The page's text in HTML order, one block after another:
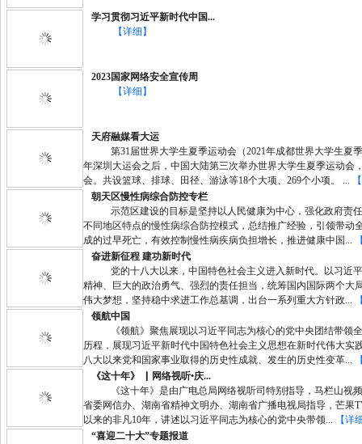
学习贯彻习近平新时代中国...
【详细】
2023国家网络安全宣传周
【详细】
天府融媒看大运
第31届世界大学生夏季运动会（2021年成都世界大学生夏季
年深圳大运会之后，中国大陆第三次举办世界大学生夏季运动会
会。共设篮球、排球、田径、游泳等18个大项、269个小项。 ...
朝天区慢性病综合防控专栏
示范区建设的目标是坚持以人民健康为中心，强化政府责
不同地区特点的慢性病综合防控模式，总结推广经验，引领带动
成的过早死亡，有效控制慢性病疾病负担增长，推进健康中国...
奋进新征程 建功新时代
党的十八大以来，中国特色社会主义进入新时代。以习近
精神、巨大的政治勇气、强烈的责任担当，统筹国内国际两个大
伟大梦想，坚持稳中求进工作总基调，出台一系列重大方针政...
领航中国
《领航》聚焦展现以习近平同志为核心的党中央团结带领
历程，展现习近平新时代中国特色社会主义思想在新时代伟大实
八大以来党和国家事业取得的历史性成就、发生的历史性变革...
《这十年》 ▏网络视听•庆...
《这十年》是由广电总局网络视听司特别指导，马栏山视
省委网信办、湖南省精神文明办、湖南省广播电视局指导，芒果
以来的非凡10年，讲述以习近平同志为核心的党中央带领...
【详
“喜迎二十大”专题报道